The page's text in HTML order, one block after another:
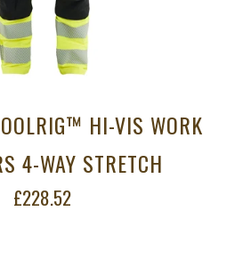
HI-VIS WORK
4-WAY STRETCH
£228.52